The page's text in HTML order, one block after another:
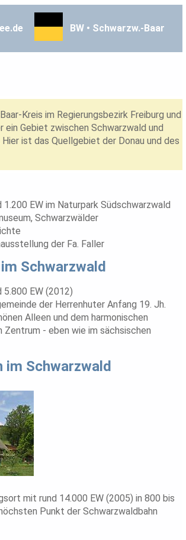
BW • Schwarzw.-Baar
Kreis im Regierungsbezirk Freiburg und
Gebiet zwischen Schwarzwald und
ist das Quellgebiet der Donau und des
1.200 EW im Naturpark Südschwarzwald
Schwarzwälder
der Fa. Faller
Schwarzwald
5.800 EW (2012)
der Herrenhuter Anfang 19. Jh.
Alleen und dem harmonischen
Zentrum - eben wie im sächsischen
im Schwarzwald
mit rund 14.000 EW (2005) in 800 bis
Punkt der Schwarzwaldbahn